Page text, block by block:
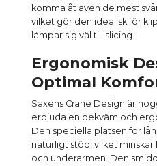
komma åt även de mest
vilket gör den idealisk för
lämpar sig väl till slicing.
Ergonomisk
Optimal
Saxens Crane Design är
erbjuda en bekväm och
Den speciella platsen för
naturligt stöd, vilket
och underarmen. Den